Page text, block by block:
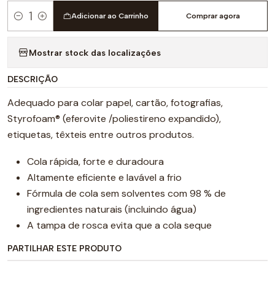
Quantidade
Adicionar ao Carrinho Comprar agora
Mostrar stock das localizações
DESCRIÇÃO
Adequado para colar papel, cartão, fotografias,
Styrofoam® (eferovite /poliestireno expandido),
etiquetas, têxteis entre outros produtos.
Cola rápida, forte e duradoura
Altamente eficiente e lavável a frio
Fórmula de cola sem solventes com 98 % de
ingredientes naturais (incluindo água)
A tampa de rosca evita que a cola seque
PARTILHAR ESTE PRODUTO